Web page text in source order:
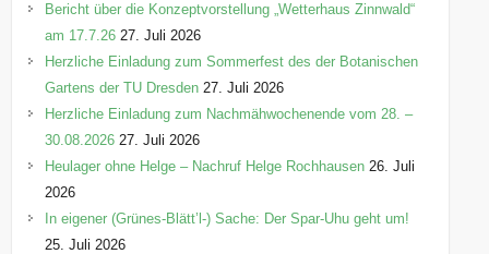
Bericht über die Konzeptvorstellung „Wetterhaus Zinnwald“
am 17.7.26 27. Juli 2026
Herzliche Einladung zum Sommerfest des der Botanischen
Gartens der TU Dresden 27. Juli 2026
Herzliche Einladung zum Nachmähwochenende vom 28. –
30.08.2026 27. Juli 2026
Heulager ohne Helge – Nachruf Helge Rochhausen 26. Juli
2026
In eigener (Grünes-Blätt’l-) Sache: Der Spar-Uhu geht um!
25. Juli 2026